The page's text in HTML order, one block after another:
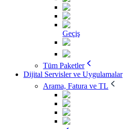
Geçiş
Tüm Paketler
Dijital Servisler ve Uygulamalar
Arama, Fatura ve TL